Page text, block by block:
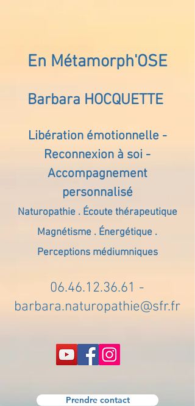
En Métamorph'OSE
Barbara HOCQUETTE
Libération émotionnelle -
Reconnexion à soi -
Accompagnement
personnalisé
Naturopathie . Écoute thérapeutique
Magnétisme . Énergétique .
Perceptions médiumniques
06.46.12.36.61 -
barbara.naturopathie@sfr.fr
Prendre contact